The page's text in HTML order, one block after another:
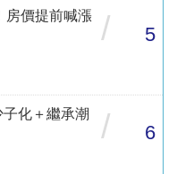
房價提前喊漲 / 5
化＋繼承潮
/ 6